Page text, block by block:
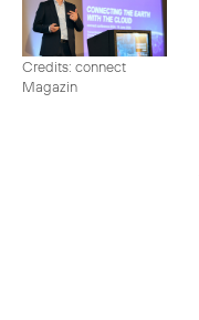
Credits: connect
Magazin